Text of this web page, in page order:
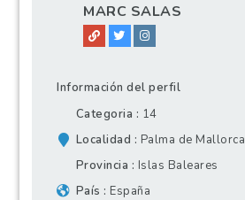
MARC SALAS
Información del perfil
Categoria
14
Localidad
Palma de Mallorca
Provincia
Islas Baleares
País
España